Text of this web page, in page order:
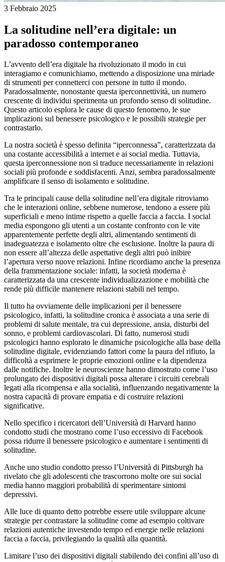
3 Febbraio 2025
La solitudine nell’era digitale: un
paradosso contemporaneo
L’avvento dell’era digitale ha rivoluzionato il modo in cui
interagiamo e comunichiamo, mettendo a disposizione una miriade
di strumenti per connetterci con persone in tutto il mondo.
Paradossalmente, nonostante questa iperconnettività, un numero
crescente di individui sperimenta un profondo senso di solitudine.
Questo articolo esplora le cause di questo fenomeno, le sue
implicazioni sul benessere psicologico e le possibili strategie per
contrastarlo.
La nostra società è spesso definita “iperconnessa”, caratterizzata da
una costante accessibilità a internet e ai social media. Tuttavia,
questa iperconnessione non si traduce necessariamente in relazioni
sociali più profonde e soddisfacenti. Anzi, sembra paradossalmente
amplificare il senso di isolamento e solitudine.
Tra le principali cause della solitudine nell’era digitale ritroviamo
che le interazioni online, sebbene numerose, tendono a essere più
superficiali e meno intime rispetto a quelle faccia a faccia. I social
media espongono gli utenti a un costante confronto con le vite
apparentemente perfette degli altri, alimentando sentimenti di
inadeguatezza e isolamento oltre che esclusione. Inoltre la paura di
non essere all’altezza delle aspettative degli altri può inibire
l’apertura verso nuove relazioni. Infine ricordiamo anche la presenza
della frammentazione sociale: infatti, la società moderna è
caratterizzata da una crescente individualizzazione e mobilità che
rende più difficile mantenere relazioni stabili nel tempo.
Il tutto ha ovviamente delle implicazioni per il benessere
psicologico, infatti, la solitudine cronica è associata a una serie di
problemi di salute mentale, tra cui depressione, ansia, disturbi del
sonno, e problemi cardiovascolari. Di fatto, numerosi studi
psicologici hanno esplorato le dinamiche psicologiche alla base della
solitudine digitale, evidenziando fattori come la paura del rifiuto, la
difficoltà a esprimere le proprie emozioni online e la dipendenza
dalle notifiche. Inoltre le neuroscienze hanno dimostrato come l’uso
prolungato dei dispositivi digitali possa alterare i circuiti cerebrali
legati alla ricompensa e alla socialità, influenzando negativamente la
nostra capacità di provare empatia e di costruire relazioni
significative.
Nello specifico i ricercatori dell’Università di Harvard hanno
condotto studi che mostrano come l’uso eccessivo di Facebook
possa ridurre il benessere psicologico e aumentare i sentimenti di
solitudine.
Anche uno studio condotto presso l’Università di Pittsburgh ha
rivelato che gli adolescenti che trascorrono molte ore sui social
media hanno maggiori probabilità di sperimentare sintomi
depressivi.
Alle luce di quanto detto potrebbe essere utile sviluppare alcune
strategie per contrastare la solitudine come ad esempio coltivare
relazioni autentiche investendo tempo ed energie nelle relazioni
faccia a faccia, privilegiando la qualità alla quantità.
Limitare l’uso dei dispositivi digitali stabilendo dei confini all’uso di